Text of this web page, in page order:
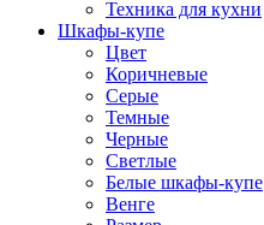
Техника для кухни
Шкафы-купе
Цвет
Коричневые
Серые
Темные
Черные
Светлые
Белые шкафы-купе
Венге